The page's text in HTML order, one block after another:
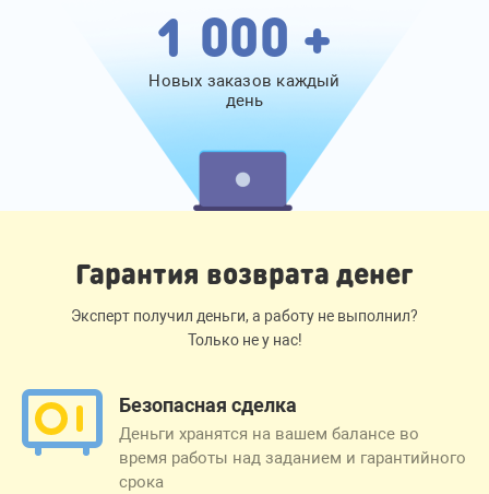
1 000 +
Новых заказов каждый
день
Гарантия возврата денег
Эксперт получил деньги, а работу не выполнил?
Только не у нас!
Безопасная сделка
Деньги хранятся на вашем балансе во
время работы над заданием и гарантийного
срока